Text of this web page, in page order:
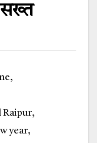
,
Raipur,
year,